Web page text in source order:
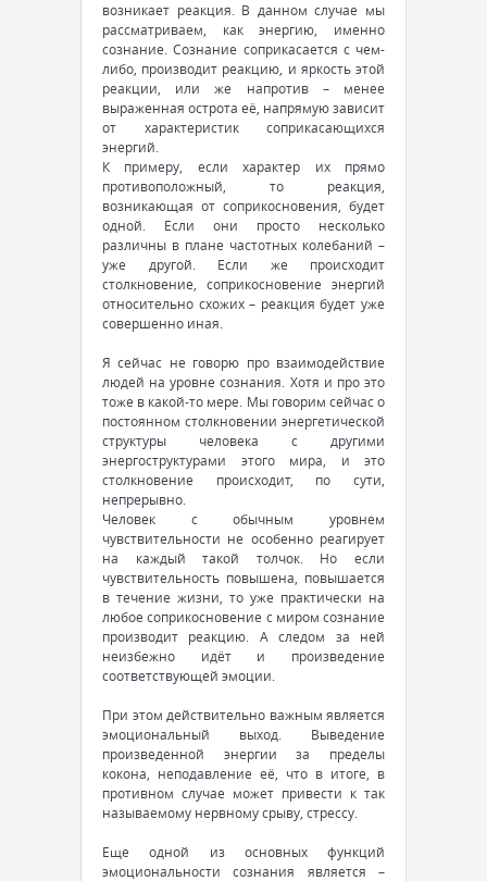
возникает реакция. В данном случае мы
рассматриваем, как энергию, именно
сознание. Сознание соприкасается с чем-
либо, производит реакцию, и яркость этой
реакции, или же напротив – менее
выраженная острота её, напрямую зависит
от характеристик соприкасающихся
энергий.
К примеру, если характер их прямо
противоположный, то реакция,
возникающая от соприкосновения, будет
одной. Если они просто несколько
различны в плане частотных колебаний –
уже другой. Если же происходит
столкновение, соприкосновение энергий
относительно схожих – реакция будет уже
совершенно иная.
Я сейчас не говорю про взаимодействие
людей на уровне сознания. Хотя и про это
тоже в какой-то мере. Мы говорим сейчас о
постоянном столкновении энергетической
структуры человека с другими
энергоструктурами этого мира, и это
столкновение происходит, по сути,
непрерывно.
Человек с обычным уровнем
чувствительности не особенно реагирует
на каждый такой толчок. Но если
чувствительность повышена, повышается
в течение жизни, то уже практически на
любое соприкосновение с миром сознание
производит реакцию. А следом за ней
неизбежно идёт и произведение
соответствующей эмоции.
При этом действительно важным является
эмоциональный выход. Выведение
произведенной энергии за пределы
кокона, неподавление её, что в итоге, в
противном случае может привести к так
называемому нервному срыву, стрессу.
Еще одной из основных функций
эмоциональности сознания является –